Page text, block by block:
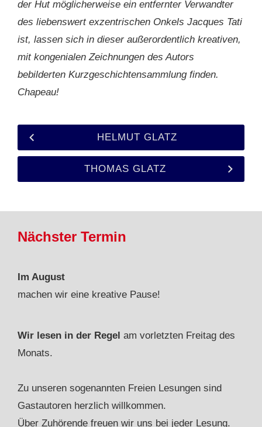
der Hut möglicherweise ein entfernter Verwandter
des liebenswert exzentrischen Onkels Jacques Tati
ist, lassen sich in dieser außerordentlich kreativen,
mit kongenialen Zeichnungen des Autors
bebilderten Kurzgeschichtensammlung finden.
Chapeau!
HELMUT GLATZ
THOMAS GLATZ
Nächster Termin
Im August
machen wir eine kreative Pause!
Wir lesen in der Regel am vorletzten Freitag des
Monats.
Zu unseren sogenannten Freien Lesungen sind
Gastautoren herzlich willkommen.
Über Zuhörende freuen wir uns bei jeder Lesung.